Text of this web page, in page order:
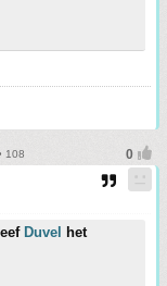
108
Duvel
het